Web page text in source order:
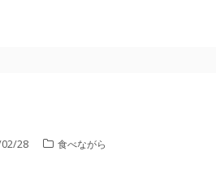
28 食べながら